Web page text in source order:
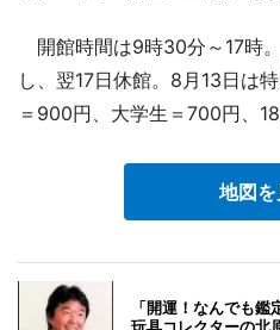
開館時間は9時30分～17時
し、翌17日休館。8月13日は
＝900円、大学生＝700円、
地図
「開運！なんでも
玩具コレクターの北